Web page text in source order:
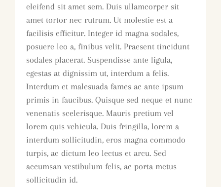
eleifend sit amet sem. Duis ullamcorper sit
amet tortor nec rutrum. Ut molestie est a
facilisis efficitur. Integer id magna sodales,
posuere leo a, finibus velit. Praesent tincidunt
sodales placerat. Suspendisse ante ligula,
egestas at dignissim ut, interdum a felis.
Interdum et malesuada fames ac ante ipsum
primis in faucibus. Quisque sed neque et nunc
venenatis scelerisque. Mauris pretium vel
lorem quis vehicula. Duis fringilla, lorem a
interdum sollicitudin, eros magna commodo
turpis, ac dictum leo lectus et arcu. Sed
accumsan vestibulum felis, ac porta metus
sollicitudin id.